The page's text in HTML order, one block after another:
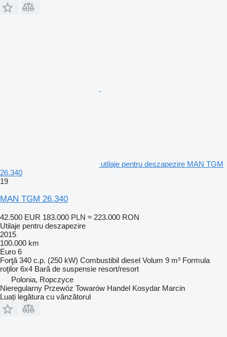
utilaje pentru deszapezire MAN TGM
26.340
19
MAN TGM 26.340
42.500 EUR 183.000 PLN ≈ 223.000 RON
Utilaje pentru deszapezire
2015
100.000 km
Euro 6
Forţă 340 c.p. (250 kW) Combustibil diesel Volum 9 m³ Formula
roţilor 6x4 Bară de suspensie resort/resort
Polonia, Ropczyce
Nieregularny Przewóz Towarów Handel Kosydar Marcin
Luați legătura cu vânzătorul